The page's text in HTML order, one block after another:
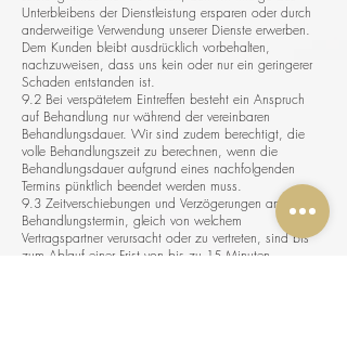
Unterbleibens der Dienstleistung ersparen oder durch
anderweitige Verwendung unserer Dienste erwerben.
Dem Kunden bleibt ausdrücklich vorbehalten,
nachzuweisen, dass uns kein oder nur ein geringerer
Schaden entstanden ist.
9.2 Bei verspätetem Eintreffen besteht ein Anspruch
auf Behandlung nur während der vereinbaren
Behandlungsdauer. Wir sind zudem berechtigt, die
volle Behandlungszeit zu berechnen, wenn die
Behandlungsdauer aufgrund eines nachfolgenden
Termins pünktlich beendet werden muss.
9.3 Zeitverschiebungen und Verzögerungen an einem
Behandlungstermin, gleich von welchem
Vertragspartner verursacht oder zu vertreten, sind bis
zum Ablauf einer Frist von bis zu 15 Minuten